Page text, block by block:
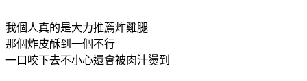
我個人真的是大力推薦炸雞腿
那個炸皮酥到一個不行
一口咬下去不小心還會被肉汁燙到